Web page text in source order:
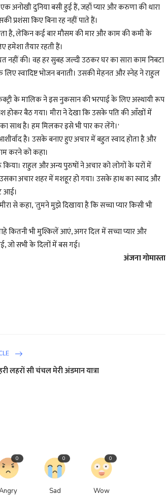
अनोखी दुनिया बसी हुई हैं, जहाँ प्यार और करुणा की धारा
किए बिना रह नहीं पाते हैं।
है, लेकिन कई बार मौसम की मार और काम की कमी के
हमेशा तैयार रहती हैं।
की। वह हर सुबह जल्दी उठकर घर का सारा काम निबटा
स्वादिष्ट भोजन बनाती। उसकी मेहनत और स्नेह ने राहुल
के मालिक ने इस नुकसान की भरपाई के लिए अस्थायी रूप
होकर बैठ गया। मीरा ने देखा कि उसके पति की आँखों में
साथ है। हम मिलकर इसे भी पार कर लेंगे।'
है। उसके बनाए हुए अचार में बहुत स्वाद होता है और
करने को कहा।
राहुल और अन्य पुरुषों ने अचार को लोगों के घरों में
अचार शहर में मशहूर हो गया। उसके हाथ का स्वाद और
आई।
से कहा, `तुमने मुझे दिखाया है कि सच्चा प्यार किसी भी
कितनी भी मुश्किलें आएं, अगर दिल में सच्चा प्यार और
जो सभी के दिलों में बस गई।
अंजना गोमास्ता
लहरों सी चंचल मेरी अंडमान यात्रा
0
Sad
0
Wow
0